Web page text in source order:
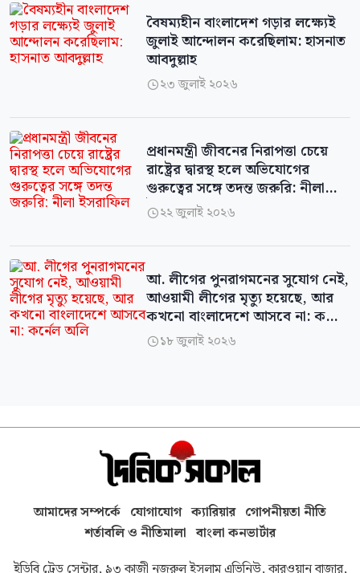
বৈষম্যহীন বাংলাদেশ গড়ার লক্ষ্যেই
জুলাই আন্দোলন করেছিলাম: হাসনাত
আবদুল্লাহ
২৩ জুলাই ২০২৬
প্রধানমন্ত্রী জীবনের নিরাপত্তা চেয়ে
রাষ্ট্রের দ্বারস্থ হলে অভিযোগের
গুরুত্বের সঙ্গে তদন্ত জরুরি: নীলা
ইসরাফিল
২২ জুলাই ২০২৬
আ. লীগের পুনরাগমনের সুযোগ নেই,
আওয়ামী লীগের মৃত্যু হয়েছে, আর
কখনো বাংলাদেশে আসবে না: কর্নেল
অলি
১৮ জুলাই ২০২৬
আমাদের সম্পর্কে যোগাযোগ ক্যারিয়ার গোপনীয়তা নীতি
শর্তাবলি ও নীতিমালা বাংলা কনভার্টার